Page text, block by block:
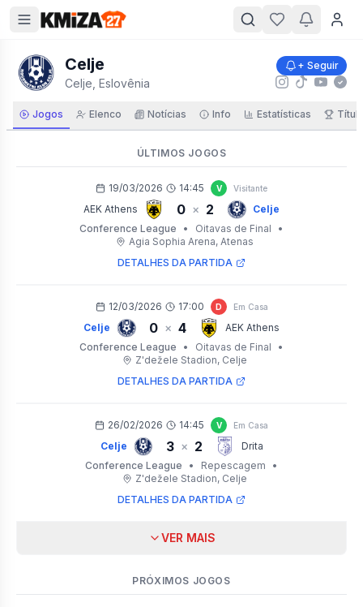
Celje
Celje, Eslovênia
+ Seguir
Jogos Elenco Notícias Info Estatísticas
ÚLTIMOS JOGOS
19/03/2026 14:45 V Visitante
AEK Athens 0 × 2
Celje
Conference League
• Oitavas de Final
•
Agia Sophia Arena, Atenas
DETALHES DA PARTIDA
12/03/2026 17:00 D Em Casa
Celje 0 × 4
AEK Athens
Conference League
• Oitavas de Final
•
Z'dežele Stadion, Celje
DETALHES DA PARTIDA
26/02/2026 14:45 V Em Casa
Celje 3 × 2
Drita
Conference League
• Repescagem
•
Z'dežele Stadion, Celje
DETALHES DA PARTIDA
VER MAIS
PRÓXIMOS JOGOS